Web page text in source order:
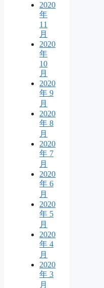
2020
年
11
月
2020
年
10
月
2020
年 9
月
2020
年 8
月
2020
年 7
月
2020
年 6
月
2020
年 5
月
2020
年 4
月
2020
年 3
月